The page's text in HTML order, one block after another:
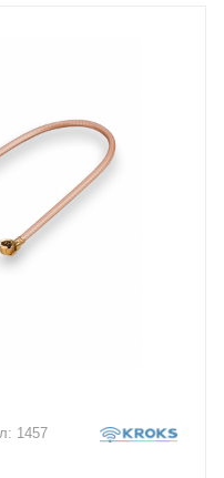
1457